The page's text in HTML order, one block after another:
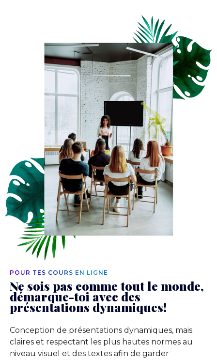
POUR TES COURS EN LIGNE
Ne sois pas comme tout le monde,
démarque-toi avec des
présentations dynamiques!
Conception de présentations dynamiques, mais
claires et respectant les plus hautes normes au
niveau visuel et des textes afin de garder